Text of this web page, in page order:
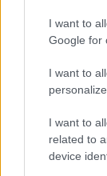
I want to
Google for
I want to
I want to
related to
device
Νέο
γραμμές»
Τα
ελληνικής